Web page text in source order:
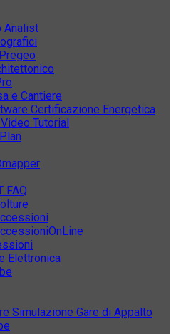
Analist
e Cantiere
Certificazione Energetica
Tutorial
FAQ
Elettronica
Simulazione Gare di Appalto